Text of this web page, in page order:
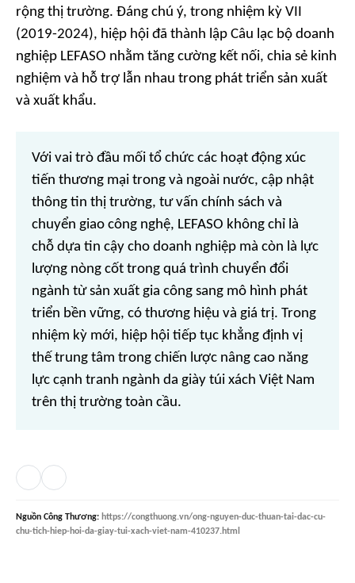
rộng thị trường. Đáng chú ý, trong nhiệm kỳ VII
(2019-2024), hiệp hội đã thành lập Câu lạc bộ doanh
nghiệp LEFASO nhằm tăng cường kết nối, chia sẻ kinh
nghiệm và hỗ trợ lẫn nhau trong phát triển sản xuất
và xuất khẩu.
Với vai trò đầu mối tổ chức các hoạt động xúc
tiến thương mại trong và ngoài nước, cập nhật
thông tin thị trường, tư vấn chính sách và
chuyển giao công nghệ, LEFASO không chỉ là
chỗ dựa tin cậy cho doanh nghiệp mà còn là lực
lượng nòng cốt trong quá trình chuyển đổi
ngành từ sản xuất gia công sang mô hình phát
triển bền vững, có thương hiệu và giá trị. Trong
nhiệm kỳ mới, hiệp hội tiếp tục khẳng định vị
thế trung tâm trong chiến lược nâng cao năng
lực cạnh tranh ngành da giày túi xách Việt Nam
trên thị trường toàn cầu.
Nguồn Công Thương: https://congthuong.vn/ong-nguyen-duc-thuan-tai-dac-cu-
chu-tich-hiep-hoi-da-giay-tui-xach-viet-nam-410237.html